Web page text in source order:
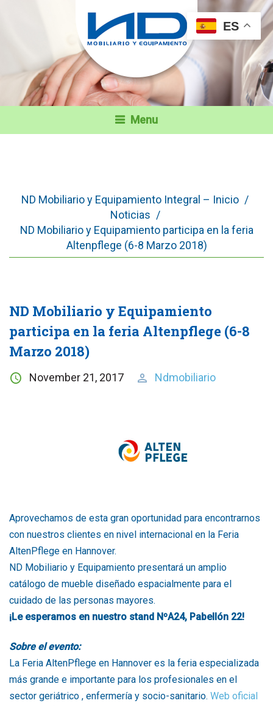
Menu
ND Mobiliario y Equipamiento Integral – Inicio /
Noticias /
ND Mobiliario y Equipamiento participa en la feria
Altenpflege (6-8 Marzo 2018)
ND Mobiliario y Equipamiento
participa en la feria Altenpflege (6-8
Marzo 2018)
November 21, 2017 Ndmobiliario
Aprovechamos de esta gran oportunidad para encontrarnos
con nuestros clientes en nivel internacional en la Feria
AltenPflege en Hannover.
ND Mobiliario y Equipamiento presentará un amplio
catálogo de mueble diseñado espacialmente para el
cuidado de las personas mayores.
¡Le esperamos en nuestro stand NºA24, Pabellón 22!
Sobre el evento:
La Feria AltenPflege en Hannover es la feria especializada
más grande e importante para los profesionales en el
sector geriátrico , enfermería y socio-sanitario. Web oficial
ES